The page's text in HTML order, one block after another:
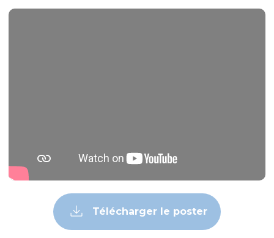
Télécharger le poster